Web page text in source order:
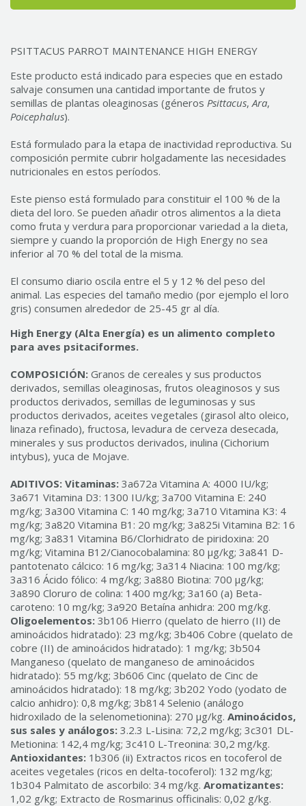
PSITTACUS PARROT MAINTENANCE HIGH ENERGY
Este producto está indicado para especies que en estado
salvaje consumen una cantidad importante de frutos y
semillas de plantas oleaginosas (géneros Psittacus, Ara,
Poicephalus).
Está formulado para la etapa de inactividad reproductiva. Su
composición permite cubrir holgadamente las necesidades
nutricionales en estos períodos.
Este pienso está formulado para constituir el 100 % de la
dieta del loro. Se pueden añadir otros alimentos a la dieta
como fruta y verdura para proporcionar variedad a la dieta,
siempre y cuando la proporción de High Energy no sea
inferior al 70 % del total de la misma.
El consumo diario oscila entre el 5 y 12 % del peso del
animal. Las especies del tamaño medio (por ejemplo el loro
gris) consumen alrededor de 25-45 gr al día.
High Energy (Alta Energía) es un alimento completo
para aves psitaciformes.
COMPOSICIÓN: Granos de cereales y sus productos
derivados, semillas oleaginosas, frutos oleaginosos y sus
productos derivados, semillas de leguminosas y sus
productos derivados, aceites vegetales (girasol alto oleico,
linaza refinado), fructosa, levadura de cerveza desecada,
minerales y sus productos derivados, inulina (Cichorium
intybus), yuca de Mojave.
ADITIVOS: Vitaminas: 3a672a Vitamina A: 4000 IU/kg;
3a671 Vitamina D3: 1300 IU/kg; 3a700 Vitamina E: 240
mg/kg; 3a300 Vitamina C: 140 mg/kg; 3a710 Vitamina K3: 4
mg/kg; 3a820 Vitamina B1: 20 mg/kg; 3a825i Vitamina B2: 16
mg/kg; 3a831 Vitamina B6/Clorhidrato de piridoxina: 20
mg/kg; Vitamina B12/Cianocobalamina: 80 µg/kg; 3a841 D-
pantotenato cálcico: 16 mg/kg; 3a314 Niacina: 100 mg/kg;
3a316 Ácido fólico: 4 mg/kg; 3a880 Biotina: 700 µg/kg;
3a890 Cloruro de colina: 1400 mg/kg; 3a160 (a) Beta-
caroteno: 10 mg/kg; 3a920 Betaína anhidra: 200 mg/kg.
Oligoelementos: 3b106 Hierro (quelato de hierro (II) de
aminoácidos hidratado): 23 mg/kg; 3b406 Cobre (quelato de
cobre (II) de aminoácidos hidratado): 1 mg/kg; 3b504
Manganeso (quelato de manganeso de aminoácidos
hidratado): 55 mg/kg; 3b606 Cinc (quelato de Cinc de
aminoácidos hidratado): 18 mg/kg; 3b202 Yodo (yodato de
calcio anhidro): 0,8 mg/kg; 3b814 Selenio (análogo
hidroxilado de la selenometionina): 270 µg/kg. Aminoácidos,
sus sales y análogos: 3.2.3 L-Lisina: 72,2 mg/kg; 3c301 DL-
Metionina: 142,4 mg/kg; 3c410 L-Treonina: 30,2 mg/kg.
Antioxidantes: 1b306 (ii) Extractos ricos en tocoferol de
aceites vegetales (ricos en delta-tocoferol): 132 mg/kg;
1b304 Palmitato de ascorbilo: 34 mg/kg. Aromatizantes:
1,02 g/kg; Extracto de Rosmarinus officinalis: 0,02 g/kg.